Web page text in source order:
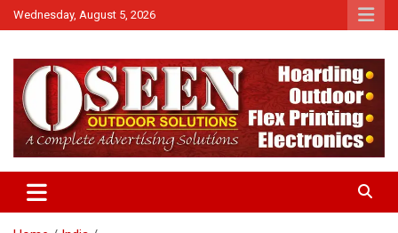
Skip
to
Wednesday, August 5, 2026
QTv India